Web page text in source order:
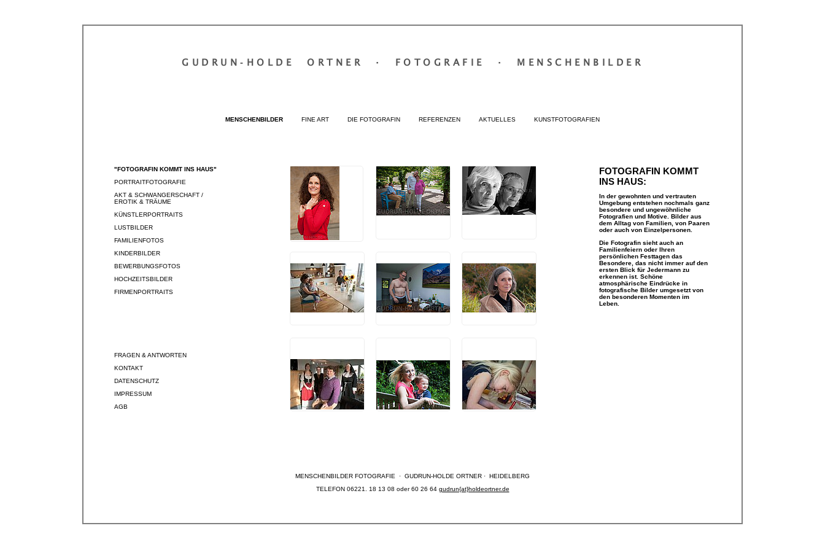
GUDRUN‐HOLDE ORTNER · FOTOGRAFIE · MENSCHENBILDER
MENSCHENBILDER FINE ART DIE FOTOGRAFIN REFERENZEN AKTUELLES KUNSTFOTOGRAFIEN
FOTOGRAFIN KOMMT
INS HAUS:
In der gewohnten und vertrauten
Umgebung entstehen nochmals ganz
besondere und ungewöhnliche
Fotografien und Motive. Bilder aus
dem Alltag von Familien, von Paaren
oder auch von Einzelpersonen.
Die Fotografin sieht auch an
Familienfeiern oder Ihren
persönlichen Festtagen das
Besondere, das nicht immer auf den
ersten Blick für Jedermann zu
erkennen ist. Schöne
atmosphärische Eindrücke in
fotografische Bilder umgesetzt von
den besonderen Momenten im
Leben.
"FOTOGRAFIN KOMMT INS HAUS"
PORTRAITFOTOGRAFIE
AKT & SCHWANGERSCHAFT /
EROTIK & TRÄUME
KÜNSTLERPORTRAITS
LUSTBILDER
FAMILIENFOTOS
KINDERBILDER
BEWERBUNGSFOTOS
HOCHZEITSBILDER
FIRMENPORTRAITS
FRAGEN & ANTWORTEN
KONTAKT
DATENSCHUTZ
IMPRESSUM
AGB
MENSCHENBILDER FOTOGRAFIE · GUDRUN-HOLDE ORTNER · HEIDELBERG
TELEFON 06221. 18 13 08 oder 60 26 64 gudrun{at}holdeortner.de